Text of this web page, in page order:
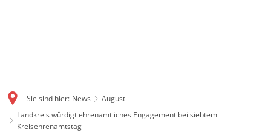
Sie sind hier: News
August
Landkreis würdigt ehrenamtliches Engagement bei siebtem
Kreisehrenamtstag